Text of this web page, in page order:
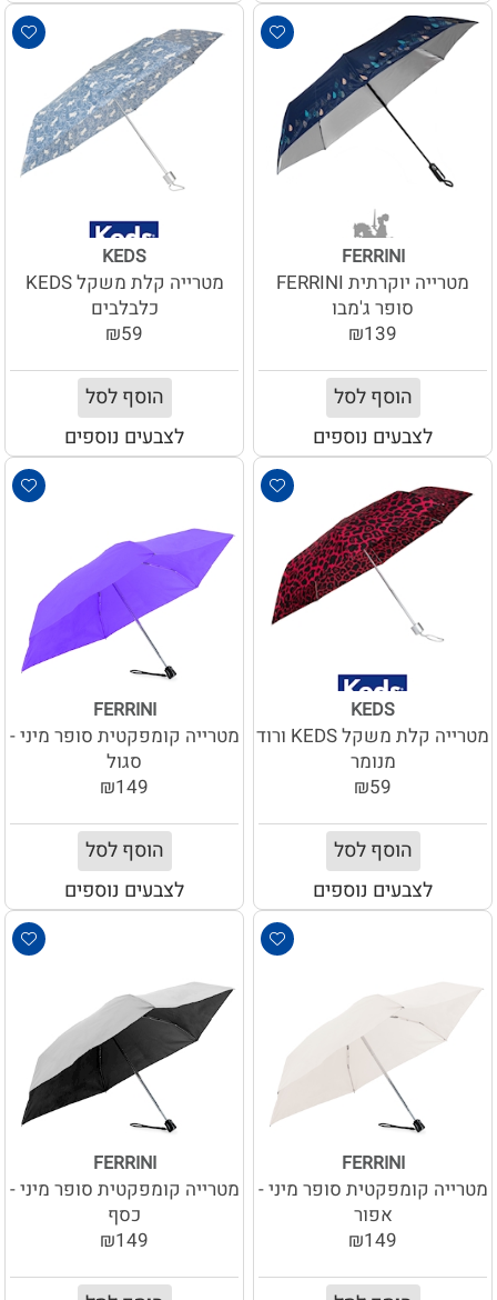
FERRINI
מטרייה יוקרתית FERRINI
סופר ג'מבו
₪139
הוסף לסל
לצבעים נוספים
KEDS
מטרייה קלת משקל KEDS
כלבלבים
₪59
הוסף לסל
לצבעים נוספים
KEDS
מטרייה קלת משקל KEDS ורוד
מנומר
₪59
הוסף לסל
לצבעים נוספים
FERRINI
מטרייה קומפקטית סופר מיני -
סגול
₪149
הוסף לסל
לצבעים נוספים
FERRINI
מטרייה קומפקטית סופר מיני -
אפור
₪149
FERRINI
מטרייה קומפקטית סופר מיני -
כסף
₪149